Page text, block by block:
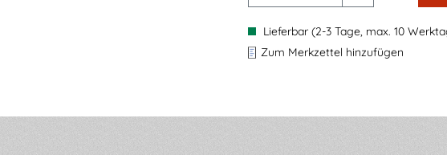
Lieferbar (2-3 Tage, max. 10
Zum Merkzettel hinzufügen